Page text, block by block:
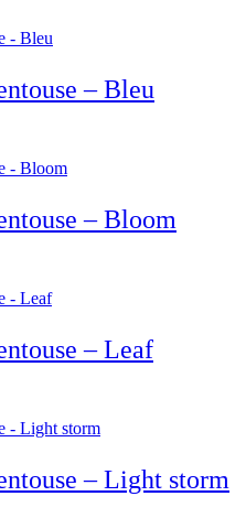
– Bleu
– Bloom
– Leaf
– Light storm